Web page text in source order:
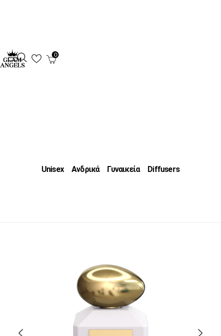
0
Unisex Ανδρικά Γυναικεία Diffusers